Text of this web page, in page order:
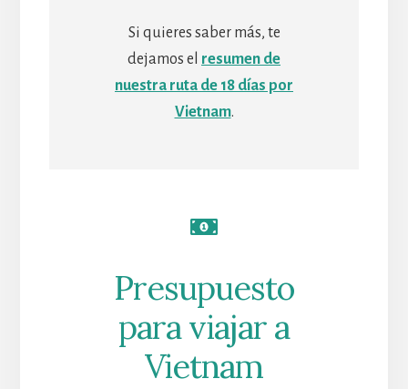
Si quieres saber más, te
dejamos el resumen de
nuestra ruta de 18 días por
Vietnam.
Presupuesto
para viajar a
Vietnam